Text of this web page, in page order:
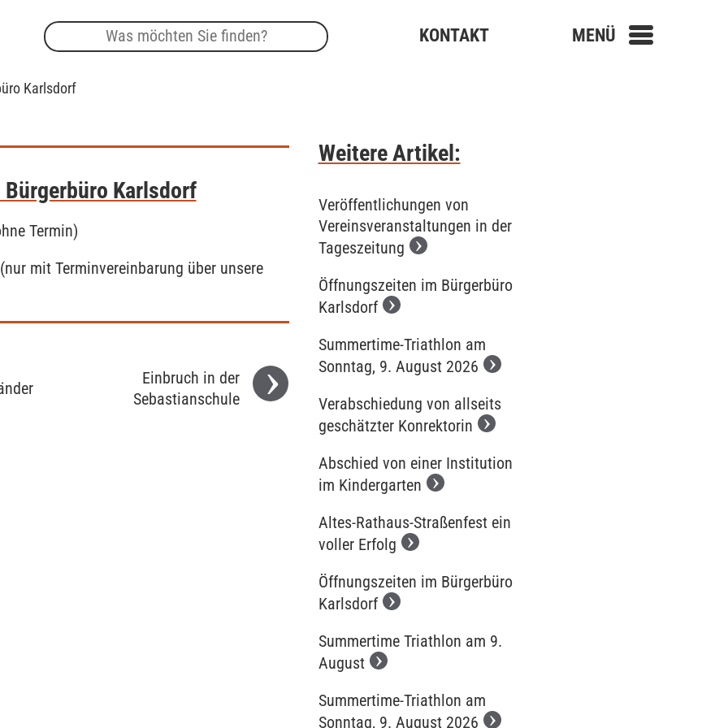
KONTAKT MENÜ
Karlsdorf
Karlsdorf
Termin)
Terminvereinbarung über unsere
Einbruch in der
Sebastianschule
Weitere Artikel:
Veröffentlichungen von
Vereinsveranstaltungen in der
Tageszeitung
Öffnungszeiten im Bürgerbüro
Karlsdorf
Summertime-Triathlon am
Sonntag, 9. August 2026
Verabschiedung von allseits
geschätzter Konrektorin
Abschied von einer Institution
im Kindergarten
Altes-Rathaus-Straßenfest ein
voller Erfolg
Öffnungszeiten im Bürgerbüro
Karlsdorf
Summertime Triathlon am 9.
August
Summertime-Triathlon am
Sonntag, 9. August 2026